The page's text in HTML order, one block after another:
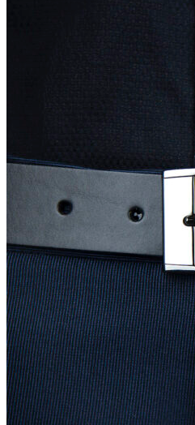
Dámske výrobky
Dámske kabelky
Dámske ruksaky
Dámske spisovky
Dámske
Dámske
Kožené púzdra
Pánske výrobky
Pánske diáre
Pánske aktovky
Pánske ruksaky
Pánske vizitkáre
Pánske spisovky
Pánske
Pánske
Kožené púzdra
Kancelária a
Kancelária
Kancelárske
Kožené